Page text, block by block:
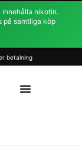
innehålla nikotin.
på samtliga köp
betalning